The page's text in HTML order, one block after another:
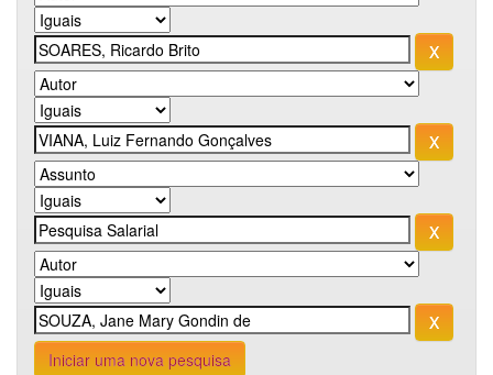
Iniciar uma nova pesquisa